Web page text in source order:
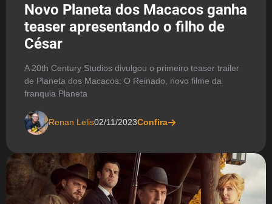
Novo Planeta dos Macacos ganha
teaser apresentando o filho de
César
A 20th Century Studios divulgou o primeiro teaser trailer
de Planeta dos Macacos: O Reinado, novo filme da
franquia Planeta
Renan Lelis02/11/2023Confira